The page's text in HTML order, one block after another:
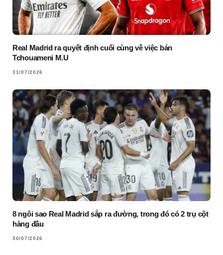
Real Madrid ra quyết định cuối cùng về việc bán
Tchouameni M.U
31/07/2026
8 ngôi sao Real Madrid sắp ra đường, trong đó có 2 trụ cột
hàng đầu
30/07/2026